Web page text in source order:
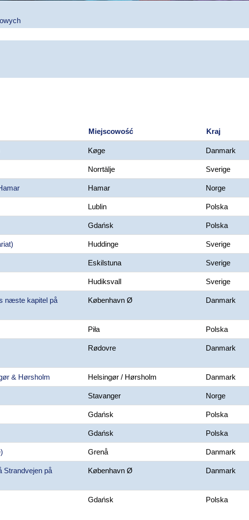
Miejscowość Kraj
Køge Danmark
Norrtälje Sverige
Hamar Norge
Lublin Polska
Gdańsk Polska
Huddinge Sverige
Eskilstuna Sverige
Hudiksvall Sverige
næste kapitel på
København Ø Danmark
Piła Polska
Rødovre Danmark
& Hørsholm Helsingør / Hørsholm Danmark
Stavanger Norge
Gdańsk Polska
Gdańsk Polska
Grenå Danmark
Strandvejen på
København Ø Danmark
Gdańsk Polska